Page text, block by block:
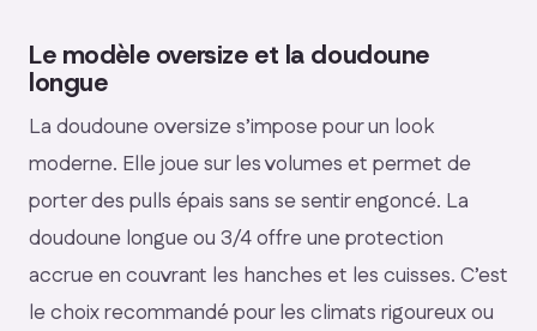
Le modèle oversize et la doudoune
longue
La doudoune oversize s’impose pour un look
moderne. Elle joue sur les volumes et permet de
porter des pulls épais sans se sentir engoncé. La
doudoune longue ou 3/4 offre une protection
accrue en couvrant les hanches et les cuisses. C’est
le choix recommandé pour les climats rigoureux ou